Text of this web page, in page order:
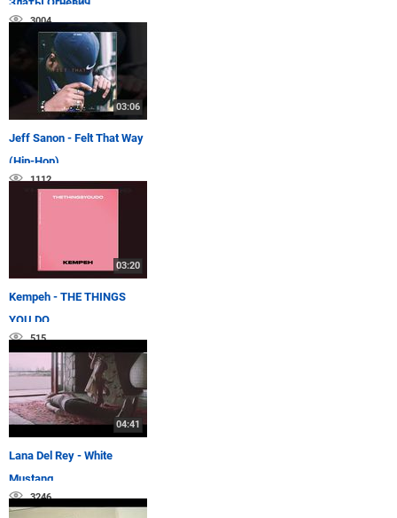
3004
03:06
Jeff Sanon - Felt That Way
(Hip-Hop)
1112
03:20
Kempeh - THE THINGS
YOU DO
515
04:41
Lana Del Rey - White
Mustang
3246